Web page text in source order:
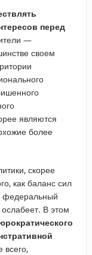
перед
—
своем
являются
более
скорее
как баланс сил
федеральный
В этом
всего,